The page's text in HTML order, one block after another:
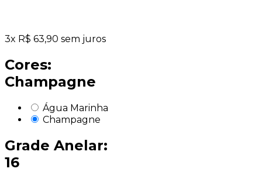
3x R$ 63,90 sem juros
Cores:
Champagne
Água Marinha
Champagne
Grade Anelar:
16